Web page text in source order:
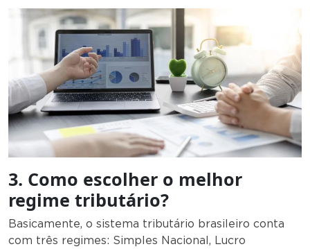
3. Como escolher o melhor
regime tributário?
Basicamente, o sistema tributário brasileiro conta
com três regimes: Simples Nacional, Lucro